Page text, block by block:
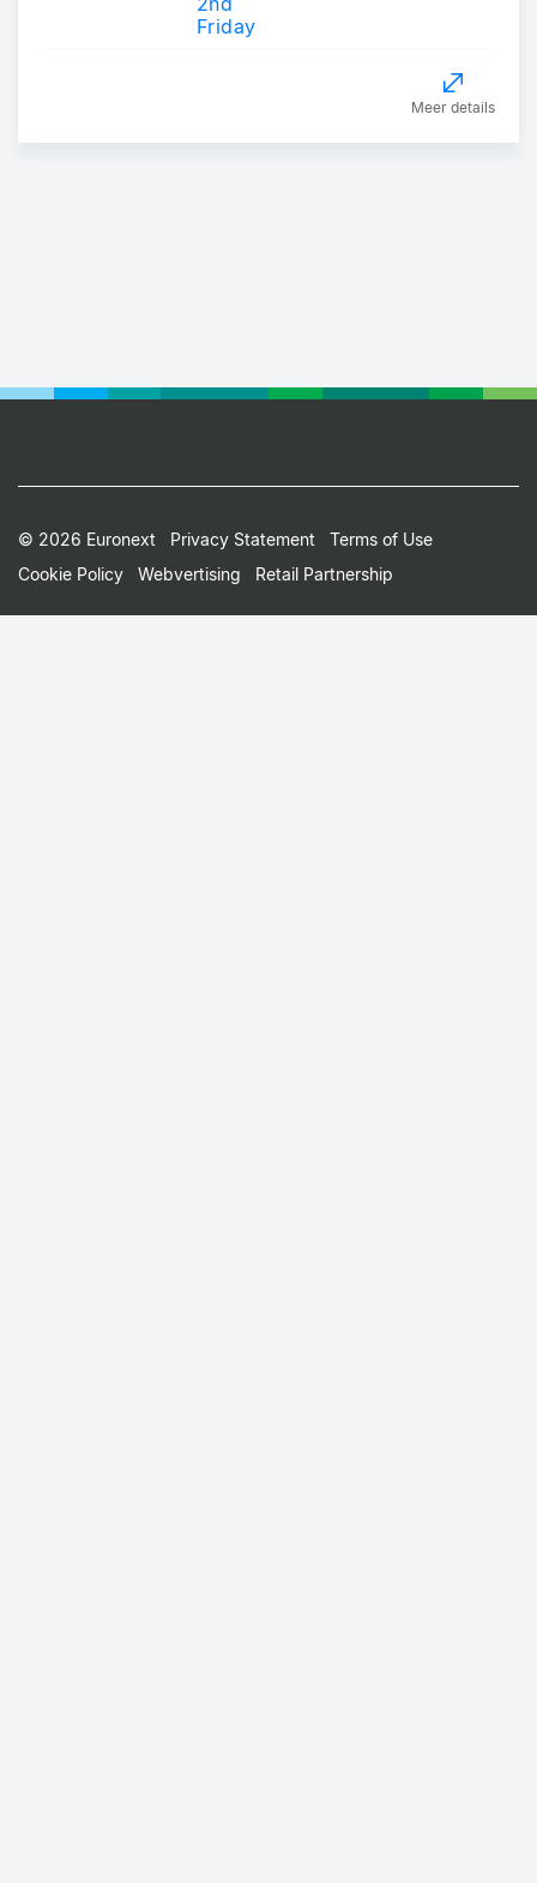
Friday
Meer details
Footer
Small
Print
© 2026 Euronext Privacy Statement
Terms of Use
Cookie Policy
Webvertising Retail Partnership